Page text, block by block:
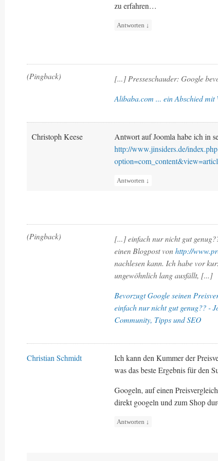
zu erfahren…
Antworten ↓
(Pingback)
[...] Presseschauder: Google
Alibaba.com ... ein Abschied mit
Christoph Keese
Antwort auf Joomla habe ich in
http://www.jinsiders.de/
Antworten ↓
(Pingback)
[...] einfach nur nicht gut
einen Blogpost vonhttp://
nachlesen kann. Ich habe vor
ungewöhnlich lang ausfällt, [...]
Bevorzugt Google seinen
einfach nur nicht gut genug?? -
Community, Tipps und SEO
Christian Schmidt
Ich kann den Kummer der
was das beste Ergebnis für den
Googeln, auf einen
direkt googeln und zum Shop
Antworten ↓